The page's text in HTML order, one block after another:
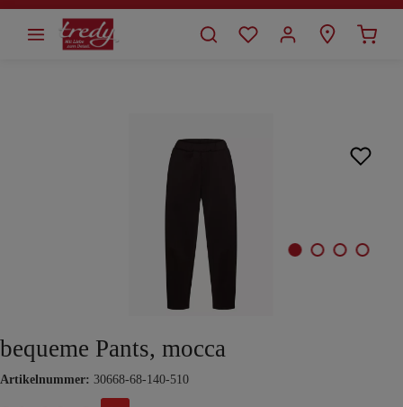
springen
bequeme Pants, mocca
Artikelnummer: 30668-68-140-510